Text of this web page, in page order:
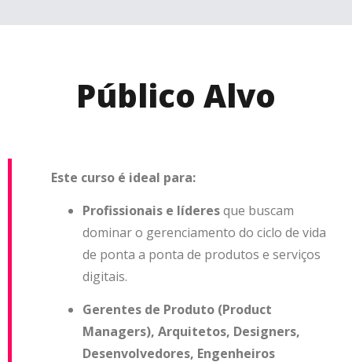
Público Alvo
Este curso é ideal para:
Profissionais e líderesque buscam
dominar o gerenciamento do ciclo de vida
de ponta a ponta de produtos e serviços
digitais.
Gerentes de Produto (Product
Managers), Arquitetos, Designers,
Desenvolvedores, Engenheiros